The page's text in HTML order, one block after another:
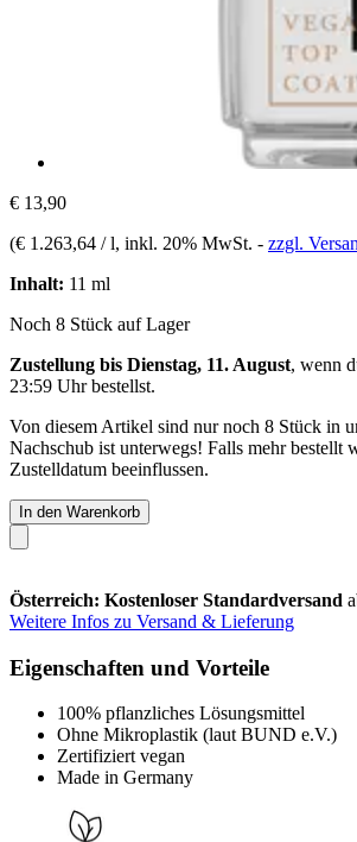
€ 13,90
(€ 1.263,64 / l, inkl. 20% MwSt. - zzgl.
Inhalt: 11 ml
Noch 8 Stück auf Lager
Zustellung bis Dienstag, 11. August, wenn
23:59 Uhrbestellst.
Von diesem Artikel sind nur noch 8 Stück in
Nachschub ist unterwegs! Falls mehr bestellt
Zustelldatum beeinflussen.
In den Warenkorb
Österreich: Kostenloser Standardversand
Weitere Infos zu Versand & Lieferung
Eigenschaften und Vorteile
100% pflanzliches Lösungsmittel
Ohne Mikroplastik (laut BUND e.V.)
Zertifiziert vegan
Made in Germany